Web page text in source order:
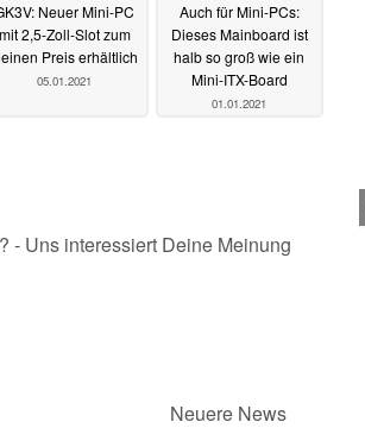
Neuer Mini-PC
mit 2,5-Zoll-Slot zum
Preis erhältlich
05.01.2021
Auch für Mini-PCs:
Dieses Mainboard ist
halb so groß wie ein
Mini-ITX-Board
01.01.2021
- Uns interessiert Deine Meinung
Neuere News